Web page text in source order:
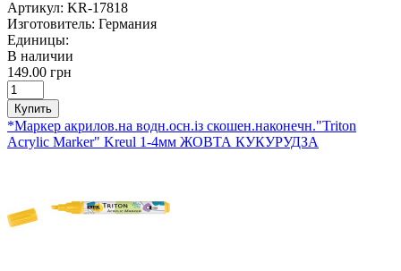
Артикул: KR-17818
Изготовитель: Германия
Единицы:
В наличии
149.00 грн
Купить
*Маркер акрилов.на водн.осн.із скошен.наконечн."Triton
Acrylic Marker" Kreul 1-4мм ЖОВТА КУКУРУДЗА